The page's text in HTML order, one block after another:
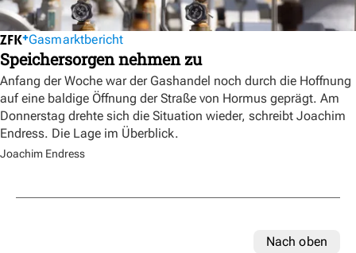
Gasmarktbericht
Speichersorgen nehmen zu
Anfang der Woche war der Gashandel noch durch die Hoffnung
auf eine baldige Öffnung der Straße von Hormus geprägt. Am
Donnerstag drehte sich die Situation wieder, schreibt Joachim
Endress. Die Lage im Überblick.
Joachim Endress
Nach oben